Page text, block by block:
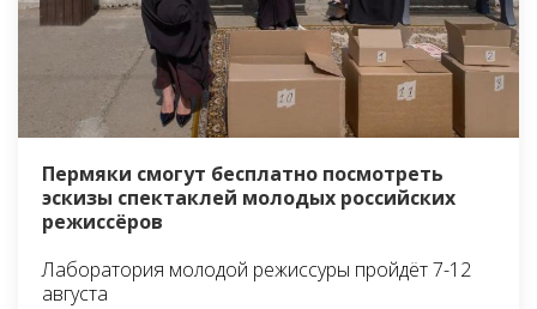
Пермяки смогут бесплатно посмотреть
эскизы спектаклей молодых российских
режиссёров
Лаборатория молодой режиссуры пройдёт 7-12
августа